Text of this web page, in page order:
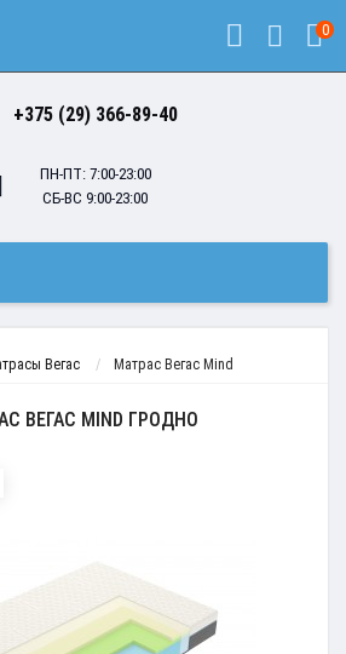
0
+375 (29) 366-89-40
ПН-ПТ: 7:00-23:00
СБ-ВС 9:00-23:00
Вегас Матрас Вегас Mind
ВЕГАС MIND ГРОДНО